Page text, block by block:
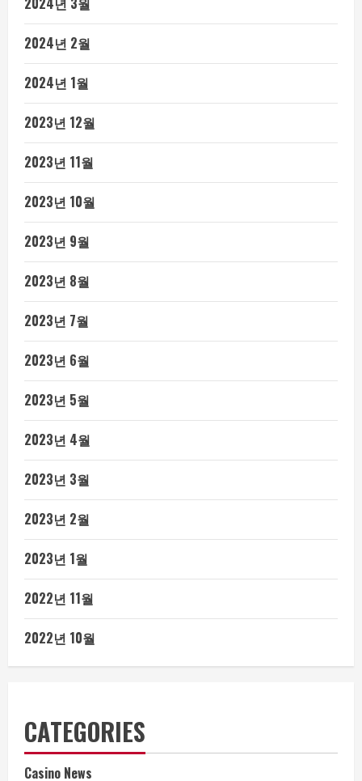
2024년 2월
2024년 1월
2023년 12월
2023년 11월
2023년 10월
2023년 9월
2023년 8월
2023년 7월
2023년 6월
2023년 5월
2023년 4월
2023년 3월
2023년 2월
2023년 1월
2022년 11월
2022년 10월
CATEGORIES
Casino News